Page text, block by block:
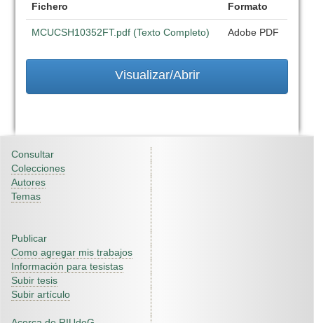
Fichero Formato
MCUCSH10352FT.pdf (Texto Completo) Adobe PDF
Visualizar/Abrir
Consultar
Colecciones
Autores
Temas
Publicar
Como agregar mis trabajos
Información para tesistas
Subir tesis
Subir artículo